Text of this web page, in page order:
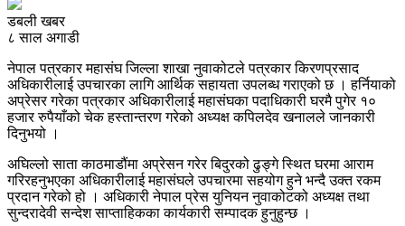
डबली खबर
८ साल अगाडी
नेपाल पत्रकार महासंघ जिल्ला शाखा नुवाकोटले पत्रकार किरणप्रसाद
अधिकारीलाई उपचारका लागि आर्थिक सहायता उपलब्ध गराएको छ । हर्नियाको
अप्रेसर गरेका पत्रकार अधिकारीलाई महासंघका पदाधिकारी घरमै पुगेर १०
हजार रुपैयाँको चेक हस्तान्तरण गरेको अध्यक्ष कपिलदेव खनालले जानकारी
दिनुभयो ।
अघिल्लो साता काठमाडौंमा अप्रेसन गरेर बिदुरको ढुङ्गे स्थित घरमा आराम
गरिरहनुभएका अधिकारीलाई महासंघले उपचारमा सहयोग हुने भन्दै उक्त रकम
प्रदान गरेको हो । अधिकारी नेपाल प्रेस युनियन नुवाकोटको अध्यक्ष तथा
सुन्दरादेवी सन्देश साप्ताहिकका कार्यकारी सम्पादक हुनुहुन्छ ।